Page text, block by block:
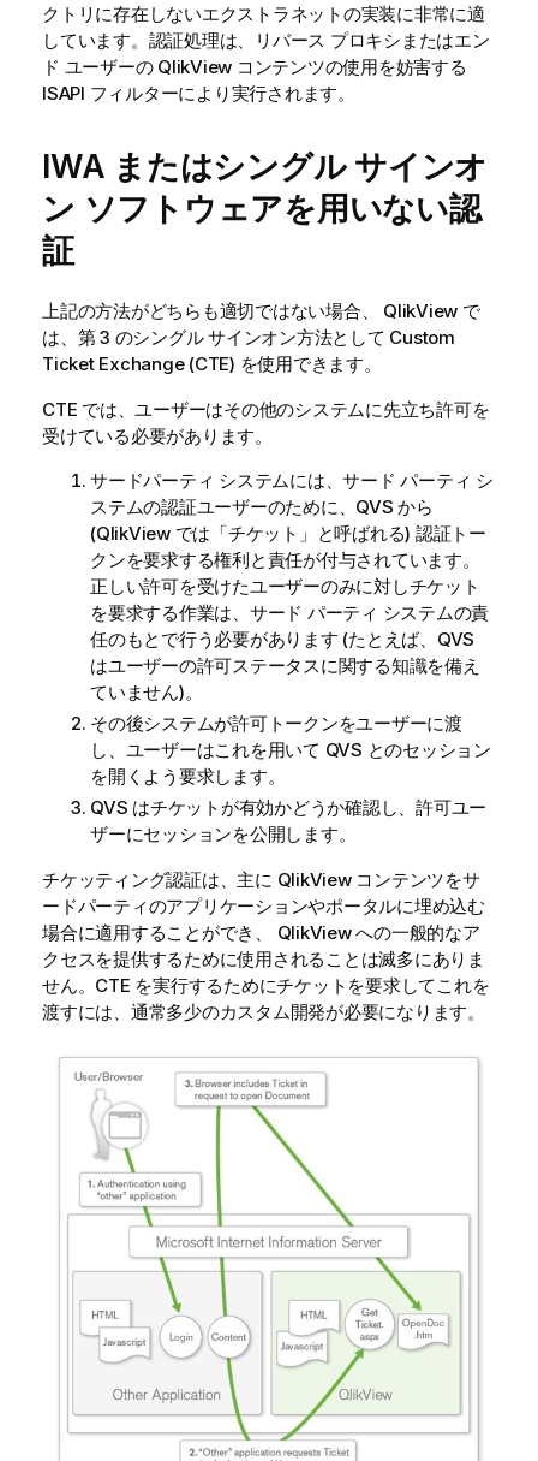
クトリに存在しないエクストラネットの実装に非常に適
しています。認証処理は、リバース プロキシまたはエン
ド ユーザーの QlikView コンテンツの使用を妨害する
ISAPI フィルターにより実行されます。
IWA またはシングル サインオ
ン ソフトウェアを用いない認
証
上記の方法がどちらも適切ではない場合、 QlikView で
は、第 3 のシングル サインオン方法として Custom
Ticket Exchange (CTE) を使用できます。
CTE では、ユーザーはその他のシステムに先立ち許可を
受けている必要があります。
サードパーティ システムには、サード パーティ シ
ステムの認証ユーザーのために、QVS から
(QlikViewでは「チケット」と呼ばれる) 認証トー
クンを要求する権利と責任が付与されています。
正しい許可を受けたユーザーのみに対しチケット
を要求する作業は、サード パーティ システムの責
任のもとで行う必要があります (たとえば、QVS
はユーザーの許可ステータスに関する知識を備え
ていません)。
その後システムが許可トークンをユーザーに渡
し、ユーザーはこれを用いて QVS とのセッション
を開くよう要求します。
QVS はチケットが有効かどうか確認し、許可ユー
ザーにセッションを公開します。
チケッティング認証は、主に QlikViewコンテンツをサ
ードパーティのアプリケーションやポータルに埋め込む
場合に適用することができ、 QlikViewへの一般的なア
クセスを提供するために使用されることは滅多にありま
せん。CTE を実行するためにチケットを要求してこれを
渡すには、通常多少のカスタム開発が必要になります。